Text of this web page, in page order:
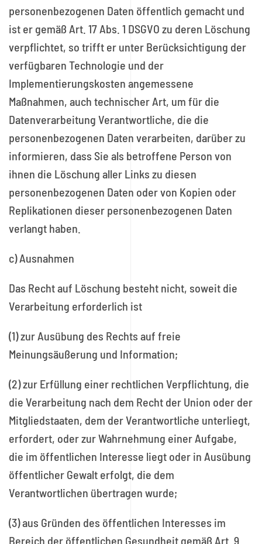
personenbezogenen Daten öffentlich gemacht und
ist er gemäß Art. 17 Abs. 1 DSGVO zu deren Löschung
verpflichtet, so trifft er unter Berücksichtigung der
verfügbaren Technologie und der
Implementierungskosten angemessene
Maßnahmen, auch technischer Art, um für die
Datenverarbeitung Verantwortliche, die die
personenbezogenen Daten verarbeiten, darüber zu
informieren, dass Sie als betroffene Person von
ihnen die Löschung aller Links zu diesen
personenbezogenen Daten oder von Kopien oder
Replikationen dieser personenbezogenen Daten
verlangt haben.
c) Ausnahmen
Das Recht auf Löschung besteht nicht, soweit die
Verarbeitung erforderlich ist
(1) zur Ausübung des Rechts auf freie
Meinungsäußerung und Information;
(2) zur Erfüllung einer rechtlichen Verpflichtung, die
die Verarbeitung nach dem Recht der Union oder der
Mitgliedstaaten, dem der Verantwortliche unterliegt,
erfordert, oder zur Wahrnehmung einer Aufgabe,
die im öffentlichen Interesse liegt oder in Ausübung
öffentlicher Gewalt erfolgt, die dem
Verantwortlichen übertragen wurde;
(3) aus Gründen des öffentlichen Interesses im
Bereich der öffentlichen Gesundheit gemäß Art. 9